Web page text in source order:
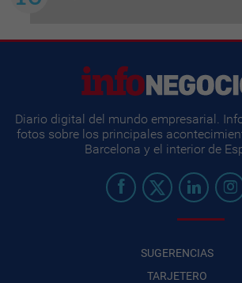
Diario digital del mundo empresarial.
fotos sobre los principales
Barcelona y el interior de
SUGERENCIAS
TARJETERO